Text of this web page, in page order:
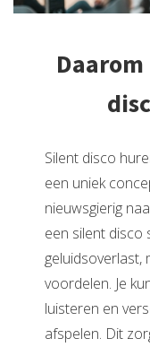
Silent disco
een uniek
nieuwsgierig
een silent disco
geluidsoverlast,
voordelen. Je
luisteren en
afspelen. Dit